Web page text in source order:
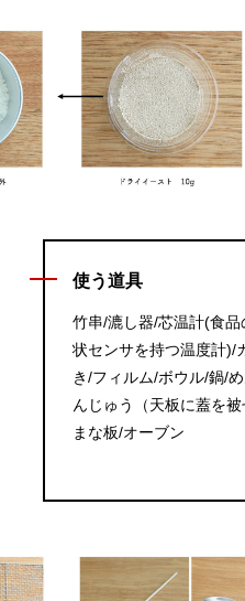
使う道具
竹串/漉し器/芯温計(食
状センサを持つ温度計)/
き/フィルム/ボウル/鍋/
んじゅう（天板に蓋を
まな板/オーブン